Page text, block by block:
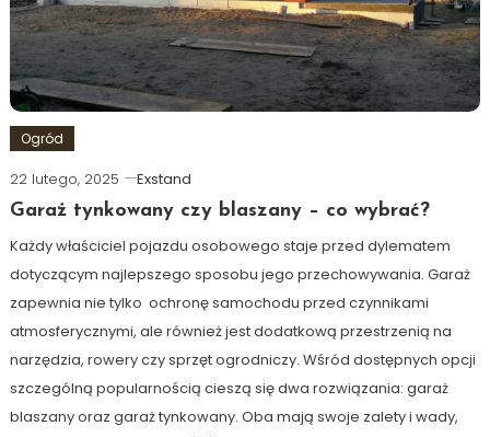
Ogród
22 lutego, 2025
Exstand
Garaż tynkowany czy blaszany – co wybrać?
Każdy właściciel pojazdu osobowego staje przed dylematem
dotyczącym najlepszego sposobu jego przechowywania. Garaż
zapewnia nie tylko ochronę samochodu przed czynnikami
atmosferycznymi, ale również jest dodatkową przestrzenią na
narzędzia, rowery czy sprzęt ogrodniczy. Wśród dostępnych opcji
szczególną popularnością cieszą się dwa rozwiązania: garaż
blaszany oraz garaż tynkowany. Oba mają swoje zalety i wady,